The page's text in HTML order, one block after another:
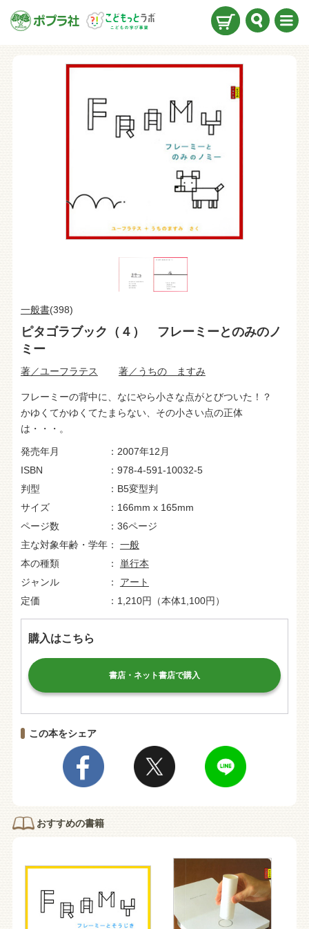
一般書(398)
ピタゴラブック（４） フレーミーとのみのノ
ミー
著／ユーフラテス 著／うちの ますみ
フレーミーの背中に、なにやら小さな点がとびついた！？
かゆくてかゆくてたまらない、その小さい点の正体
は・・・。
発売年月
2007年12月
ISBN
978-4-591-10032-5
判型
B5変型判
サイズ
166mm x 165mm
ページ数
36ページ
主な対象年齢・学年
一般
本の種類
単行本
ジャンル
アート
定価
1,210円（本体1,100円）
購入はこちら
書店・ネット書店で購入
この本をシェア
おすすめの書籍